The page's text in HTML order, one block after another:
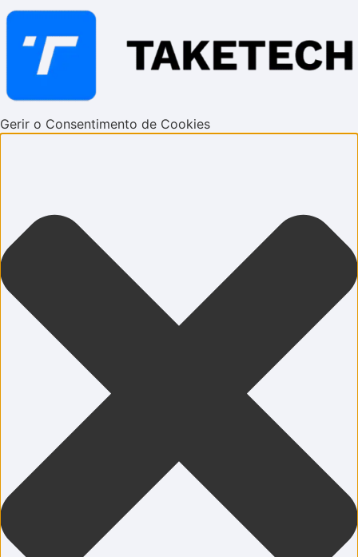
Gerir o Consentimento de Cookies